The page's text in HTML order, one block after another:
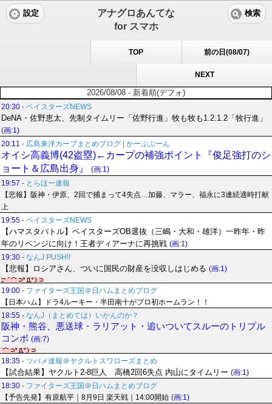
アナグロあんてな
for スマホ
設定 検索
TOP 前の日(08/07)
NEXT
2026/08/08 - 新着順(デフォ)
20:30 - ベイスターズNEWS
DeNA・佐野恵太、先制タイムリー「佐野行進」牧も牧も1.2.1.2「牧行進」
(画:1)
20:11 - 広島東洋カープまとめブログ | かーぷぶーん
オイシ高義博(42盗塁)←カープの補強ポイント『俊足強打のシ
ョート＆広島出身』
(画:1)
19:57 - とらほー速報
【悲報】阪神・伊原、2回で捕まって4失点…加藤、マラー、福永に3連続適時打献
上
19:55 - ベイスターズNEWS
【ハマスタバトル】ベイスターズOB選抜（三嶋・大和・雄洋）一昨年・昨
年のリベンジに向け！王者ディアーナに再挑戦 (画:1)
19:30 - なんJ PUSH!!
【悲報】ロシアさん、ついに国民の財産を没収しはじめる (画:1)
19:00 - ファイターズ王国＠日ハムまとめブログ
【日本ハム】ドラ4ルーキー・半田南十がプロ初ホームラン！！
18:55 - なんJ（まとめては）いかんのか？
阪神・熊谷、悪送球・ラリアット・追いついてスルーのトリプル
コンボ (画:7)
18:35 - ツバメ速報＠ヤクルトスワローズまとめ
【試合結果】ヤクルト2-8巨人 高橋2回6失点 内山にタイムリー (画:1)
18:30 - ファイターズ王国＠日ハムまとめブログ
【予告先発】有原航平｜8月9日 楽天戦｜14:00開始 (画:1)